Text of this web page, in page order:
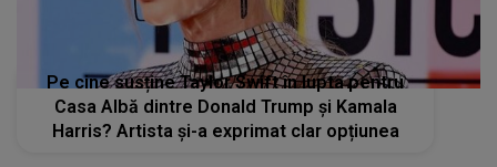
Pe cine susține Taylor Swift în lupta pentru
Casa Albă dintre Donald Trump și Kamala
Harris? Artista și-a exprimat clar opțiunea